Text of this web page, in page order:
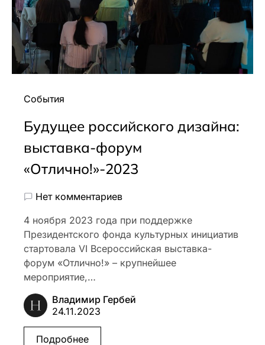
События
Будущее российского дизайна:
выставка-форум
«Отлично!»-2023
Нет комментариев
4 ноября 2023 года при поддержке
Президентского фонда культурных инициатив
стартовала VI Всероссийская выставка-
форум «Отлично!» – крупнейшее
мероприятие,…
Владимир Гербей
24.11.2023
Подробнее